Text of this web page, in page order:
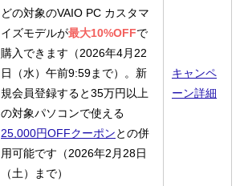
どの対象のVAIO PC カスタマ
イズモデルが最大10%OFFで
購入できます（2026年4月22
日（水）午前9:59まで）。新
規会員登録すると35万円以上
の対象パソコンで使える
25,000円OFFクーポンとの併
用可能です（2026年2月28日
（土）まで）
キャンペ
ーン詳細